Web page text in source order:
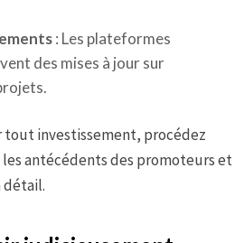
: Les plateformes
des mises à jour sur
investissement, procédez
antécédents des promoteurs et
détail.